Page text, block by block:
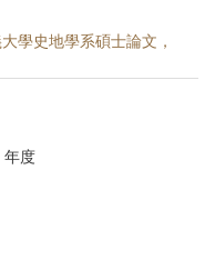
學史地學系碩士論文，
年度